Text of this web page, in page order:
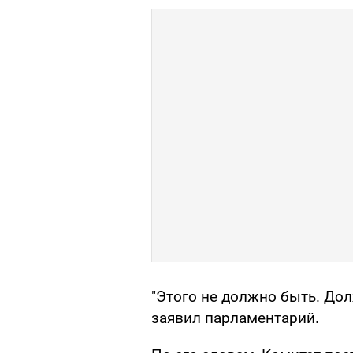
"Этого не должно быть.
заявил парламентарий.